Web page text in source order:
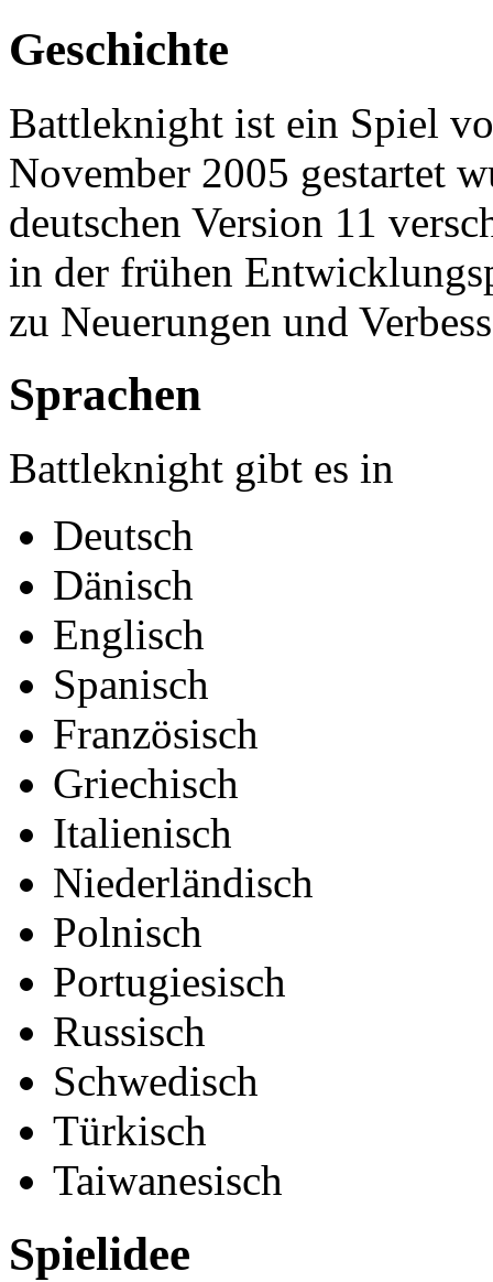
Geschichte
Battleknight ist ein Spiel
November 2005 gestartet
deutschen Version 11
in der frühen
zu Neuerungen und
Sprachen
Battleknight gibt es in
Deutsch
Dänisch
Englisch
Spanisch
Französisch
Griechisch
Italienisch
Niederländisch
Polnisch
Portugiesisch
Russisch
Schwedisch
Türkisch
Taiwanesisch
Spielidee